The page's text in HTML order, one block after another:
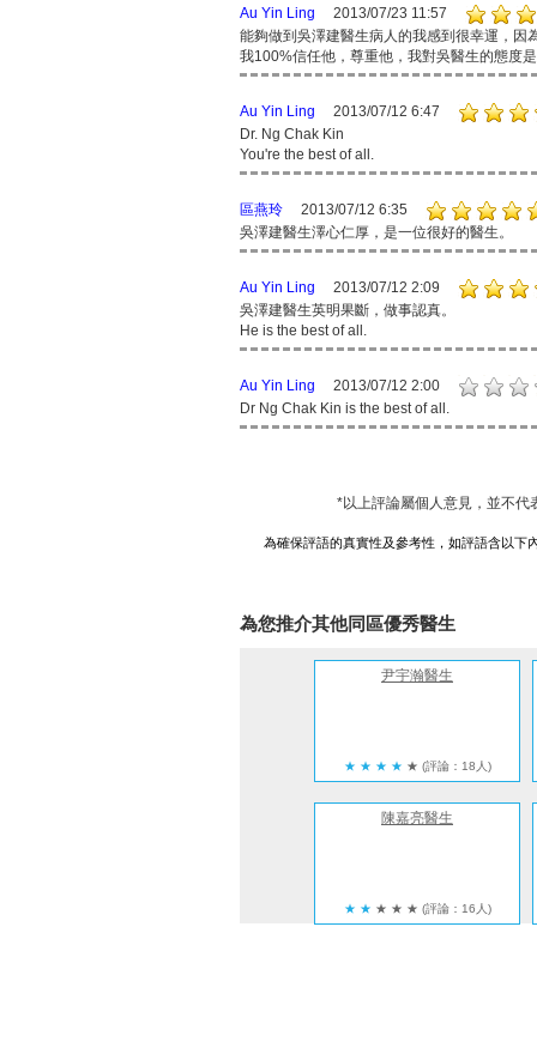
Au Yin Ling
2013/07/23 11:57
能夠做到吳澤建醫生病人的我感到很幸運，因
我100%信任他，尊重他，我對吳醫生的態度
Au Yin Ling
2013/07/12 6:47
Dr. Ng Chak Kin
You're the best of all.
區燕玲
2013/07/12 6:35
吳澤建醫生澤心仁厚，是一位很好的醫生。
Au Yin Ling
2013/07/12 2:09
吳澤建醫生英明果斷，做事認真。
He is the best of all.
Au Yin Ling
2013/07/12 2:00
Dr Ng Chak Kin is the best of all.
*以上評論屬個人意見，並不代
為確保評語的真實性及參考性，如評語含以下
為您推介其他同區優秀醫生
尹宇瀚醫生
★ ★ ★ ★ ★ (評論：18人)
陳嘉亮醫生
★ ★ ★ ★ ★ (評論：16人)